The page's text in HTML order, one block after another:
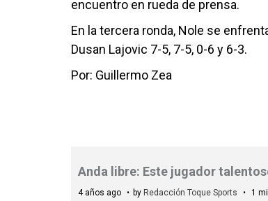
encuentro en rueda de prensa.
En la tercera ronda, Nole se
Dusan Lajovic 7-5, 7-5, 0-6 y 6-3.
Por: Guillermo Zea
Anda libre: Este jugador
4 años ago by Redacción Toque Sports 1